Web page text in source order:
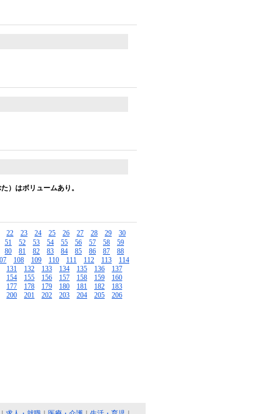
）はボリュームあり。
22 23 24 25 26 27 28 29
30
51 52 53 54 55 56 57 58
59
80 81 82 83 84 85 86 87
88
108 109 110 111 112 113
114
131 132 133 134 135 136
137
154 155 156 157 158 159
160
177 178 179 180 181 182
183
200 201 202 203 204 205
206